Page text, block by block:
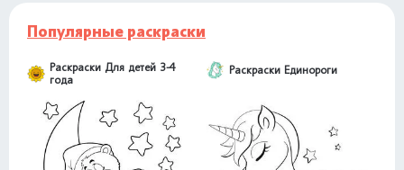
Популярные раскраски
Раскраски Для детей 3-4
года
Раскраски Единороги